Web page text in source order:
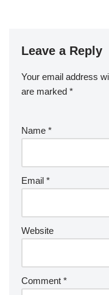
Leave a Reply
Your email address
are marked *
Name *
Email *
Website
Comment *